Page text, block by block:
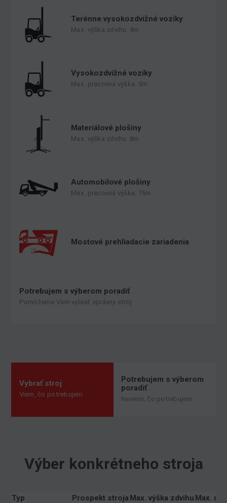
Terénne vysokozdvižné vozíky
Max. výška zdvihu: 4m
Vysokozdvižné vozíky
Max. pracovná výška: 5m
Materiálové plošiny
Max. výška zdvihu: 8m
Automobilové plošiny
Max. pracovná výška: 75m
Mostové prehliadacie zariadenia
Potrebujem s výberom poradiť
Pomôžeme Vám vybrať správny stroj
Vybrať stroj
Viem, čo potrebujem
Potrebujem s výberom
poradiť
Neviem, čo potrebujem
Výber konkrétneho stroja
Typ Prospekt stroja Max. výška zdvihu Max.